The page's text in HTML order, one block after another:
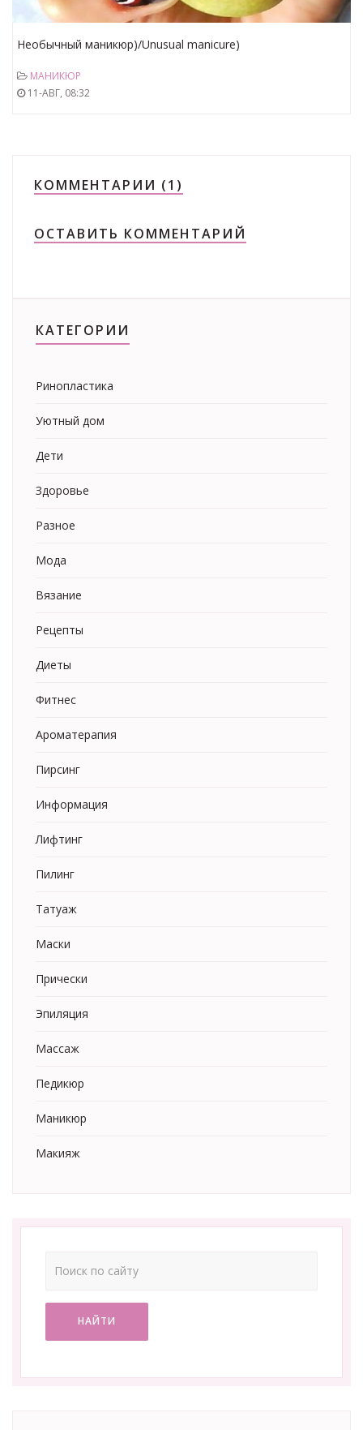
Необычный маникюр)/Unusual manicure)
МАНИКЮР
11-АВГ, 08:32
КОММЕНТАРИИ (1)
ОСТАВИТЬ КОММЕНТАРИЙ
КАТЕГОРИИ
Ринопластика
Уютный дом
Дети
Здоровье
Разное
Мода
Вязание
Рецепты
Диеты
Фитнес
Ароматерапия
Пирсинг
Информация
Лифтинг
Пилинг
Татуаж
Маски
Прически
Эпиляция
Массаж
Педикюр
Маникюр
Макияж
НАЙТИ